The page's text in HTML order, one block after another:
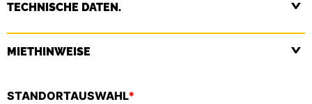
TECHNISCHE DATEN.
MIETHINWEISE
STANDORTAUSWAHL*